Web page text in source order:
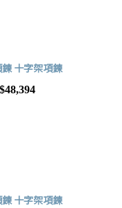
十字架項鍊
$48,394
十字架項鍊